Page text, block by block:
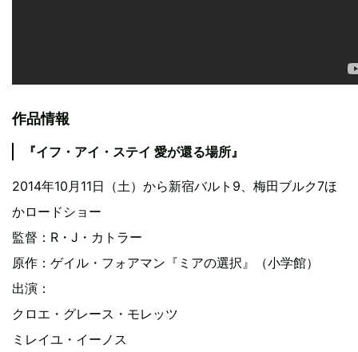
作品情報
『イフ・アイ・ステイ 愛が還る場所』
2014年10月11日（土）から新宿バルト9、梅田ブルク7ほ
かロードショー
監督：R・J・カトラー
原作：ゲイル・フォアマン『ミアの選択』（小学館）
出演：
クロエ・グレース・モレッツ
ミレイユ・イーノス